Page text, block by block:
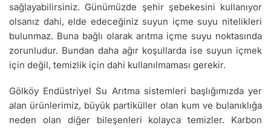
sağlayabilirsiniz. Günümüzde şehir şebekesini kullanıyor
olsanız dahi, elde edeceğiniz suyun içme suyu nitelikleri
bulunmaz. Buna bağlı olarak arıtma içme suyu noktasında
zorunludur. Bundan daha ağır koşullarda ise suyun içmek
için değil, temizlik için dahi kullanılmaması gerekir.
Gölköy Endüstriyel Su Arıtma sistemleri başlığımızda yer
alan ürünlerimiz, büyük partiküller olan kum ve bulanıklığa
neden olan diğer bileşenleri kolayca temizler. Karbon